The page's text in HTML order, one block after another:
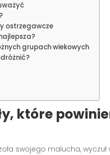
ostrzegawcze
grupach wiekowych
które
swojego malucha, wyczuł